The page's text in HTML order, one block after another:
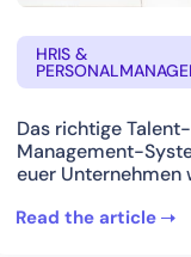
HRIS &
Das richtige Talent-
Management-
euer Unternehmen
Read the article